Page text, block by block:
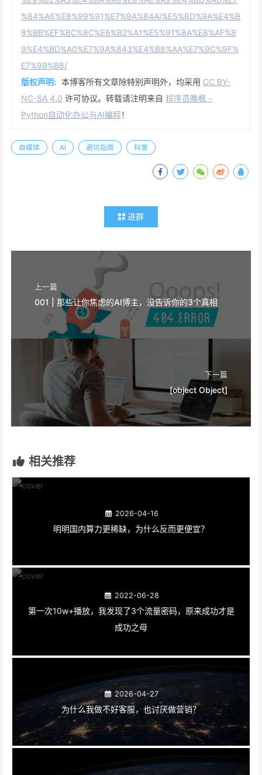
%84%A6%E8%99%91%E7%9A%84AI%E5%8D%9A%E4%B
8%BB%EF%BC%8C%E6%B2%A1%E5%91%8A%E8%AF%8
9%E4%BD%A0%E7%9A%843%E4%B8%AA%E7%9C%9F%
E7%9B%B8/
版权声明: 本博客所有文章除特别声明外，均采用 CC BY-
NC-SA 4.0 许可协议。转载请注明来自 程序员晚枫 -
Python自动化办公与AI编程！
自媒体 AI 避坑指南 科普
进群
上一篇
001 | 那些让你焦虑的AI博主，没告诉你的3个真相
下一篇
[object Object]
相关推荐
2026-04-16
明明国内算力更稀缺，为什么反而更便宜？
2022-06-28
第一次10w+播放，我发现了3个流量密码，原来成功才是
成功之母
2026-04-27
为什么我做不好客服，也讨厌做营销？